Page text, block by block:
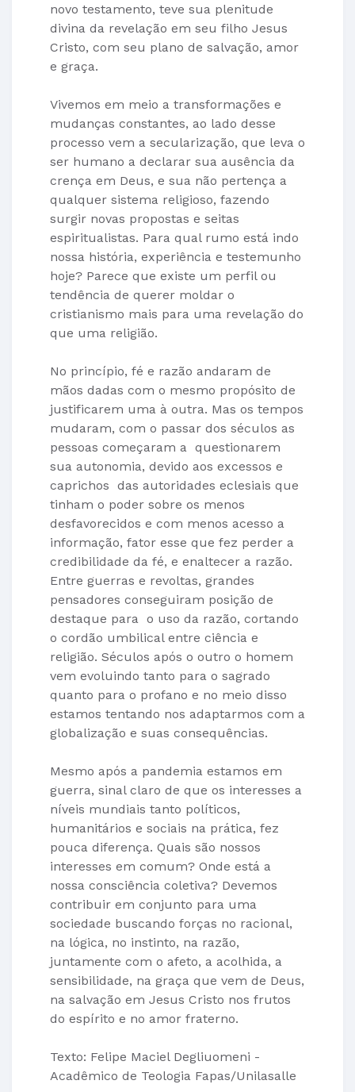
novo testamento, teve sua plenitude
divina da revelação em seu filho Jesus
Cristo, com seu plano de salvação, amor
e graça.
Vivemos em meio a transformações e
mudanças constantes, ao lado desse
processo vem a secularização, que leva o
ser humano a declarar sua ausência da
crença em Deus, e sua não pertença a
qualquer sistema religioso, fazendo
surgir novas propostas e seitas
espiritualistas. Para qual rumo está indo
nossa história, experiência e testemunho
hoje? Parece que existe um perfil ou
tendência de querer moldar o
cristianismo mais para uma revelação do
que uma religião.
No princípio, fé e razão andaram de
mãos dadas com o mesmo propósito de
justificarem uma à outra. Mas os tempos
mudaram, com o passar dos séculos as
pessoas começaram a questionarem
sua autonomia, devido aos excessos e
caprichos das autoridades eclesiais que
tinham o poder sobre os menos
desfavorecidos e com menos acesso a
informação, fator esse que fez perder a
credibilidade da fé, e enaltecer a razão.
Entre guerras e revoltas, grandes
pensadores conseguiram posição de
destaque para o uso da razão, cortando
o cordão umbilical entre ciência e
religião. Séculos após o outro o homem
vem evoluindo tanto para o sagrado
quanto para o profano e no meio disso
estamos tentando nos adaptarmos com a
globalização e suas consequências.
Mesmo após a pandemia estamos em
guerra, sinal claro de que os interesses a
níveis mundiais tanto políticos,
humanitários e sociais na prática, fez
pouca diferença. Quais são nossos
interesses em comum? Onde está a
nossa consciência coletiva? Devemos
contribuir em conjunto para uma
sociedade buscando forças no racional,
na lógica, no instinto, na razão,
juntamente com o afeto, a acolhida, a
sensibilidade, na graça que vem de Deus,
na salvação em Jesus Cristo nos frutos
do espírito e no amor fraterno.
Texto: Felipe Maciel Degliuomeni -
Acadêmico de Teologia Fapas/Unilasalle